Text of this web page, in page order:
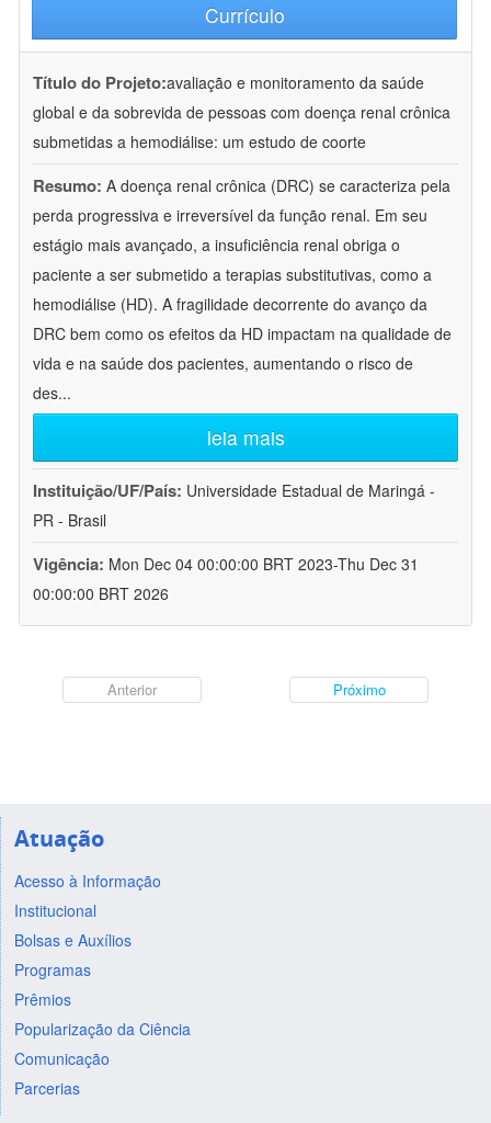
Currículo
Título do Projeto:avaliação e monitoramento da saúde
global e da sobrevida de pessoas com doença renal crônica
submetidas a hemodiálise: um estudo de coorte
Resumo: A doença renal crônica (DRC) se caracteriza pela
perda progressiva e irreversível da função renal. Em seu
estágio mais avançado, a insuficiência renal obriga o
paciente a ser submetido a terapias substitutivas, como a
hemodiálise (HD). A fragilidade decorrente do avanço da
DRC bem como os efeitos da HD impactam na qualidade de
vida e na saúde dos pacientes, aumentando o risco de
des...
leia mais
Instituição/UF/País: Universidade Estadual de Maringá -
PR - Brasil
Vigência: Mon Dec 04 00:00:00 BRT 2023-Thu Dec 31
00:00:00 BRT 2026
Anterior Próximo
Atuação
Acesso à Informação
Institucional
Bolsas e Auxílios
Programas
Prêmios
Popularização da Ciência
Comunicação
Parcerias